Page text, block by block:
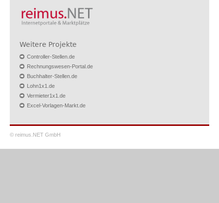
Weitere Projekte
Controller-Stellen.de
Rechnungswesen-Portal.de
Buchhalter-Stellen.de
Lohn1x1.de
Vermieter1x1.de
Excel-Vorlagen-Markt.de
© reimus.NET GmbH